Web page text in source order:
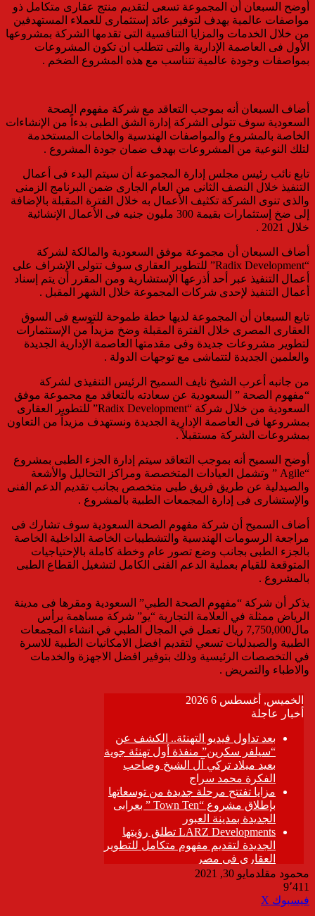
أوضح السبعان أن المجموعة تسعى لتقديم منتج عقارى متكامل ذو
مواصفات عالمية يهدف لتوفير عائد إستثمارى للعملاء المستهدفين
من خلال الخدمات والمزايا التنافسية التى تقدمها الشركة بمشروعها
الأول فى العاصمة الإدارية والتى تتطلب ان تكون المشروعات
بمواصفات وجودة عالمية تتناسب مع هذه المشروع الضخم .
أضاف السبعان أنه بموجب التعاقد مع شركة مفهوم الصحة
السعودية سوف تتولى الشركة إدارة الشق الطبى بدءاً من الإنشاءات
الخاصة بالمشروع والمواصفات الهندسية والخامات المستخدمة
لتلك النوعية من المشروعات بهدف ضمان جودة المشروع .
تابع نائب رئيس مجلس إدارة المجموعة أن سيتم البدء فى أعمال
التنفيذ خلال النصف الثانى من العام الجارى ضمن البرنامج الزمنى
والذى تنوى الشركة تكثيف الأعمال به خلال الفترة المقبلة بالإضافة
إلى ضخ إستثمارات بقيمة 300 مليون جنيه فى الأعمال الإنشائية
خلال 2021 .
أضاف السبعان أن مجموعة موفق السعودية والمالكة لشركة
“Radix Development” للتطوير العقارى سوف تتولى الإشراف على
أعمال التنفيذ عبر أحد أذرعها الإستشارية ومن المقرر أن يتم إسناد
أعمال التنفيذ لإحدى شركات المجموعة خلال الشهر المقبل .
تابع السبعان أن المجموعة لديها خطة طموحة للتوسع فى السوق
العقارى المصرى خلال الفترة المقبلة وضخ مزيداً من الإستثمارات
لتطوير مشروعات جديدة وفى مقدمتها العاصمة الإدارية الجديدة
والعلمين الجديدة لتتماشى مع توجهات الدولة .
من جانبه أعرب الشيخ نايف السميح الرئيس التنفيذى لشركة
“مفهوم الصحة ” السعودية عن سعادته بالتعاقد مع مجموعة موفق
السعودية من خلال شركة “Radix Development” للتطوير العقارى
بمشروعها فى العاصمة الإدارية الجديدة ونستهدف مزيداً من التعاون
بمشروعات الشركة مستقبلاً .
أوضح السميح أنه بموجب التعاقد سيتم إدارة الجزء الطبى بمشروع
“Agile ” وتشمل العيادات المتخصصة ومراكز التحاليل والأشعة
والصيدلية عن طريق فريق طبى متخصص بجانب تقديم الدعم الفنى
والإستشارى فى إدارة المجمعات الطبية بالمشروع .
أضاف السميح أن شركة مفهوم الصحة السعودية سوف تشارك فى
مراجعة الرسومات الهندسية والتشطيبات الخاصة الداخلية الخاصة
بالجزء الطبى بجانب وضع تصور عام وخطة كاملة بالإحتياجيات
المتوقعة للقيام بعملية الدعم الفنى الكامل لتشغيل القطاع الطبى
بالمشروع .
يذكر أن شركة “مفهوم الصحة الطبي” السعودية ومقرها فى مدينة
الرياض ممثلة في العلامة التجارية “يو” شركة مساهمة برأس
مال7,750,000 ريال تعمل في المجال الطبي في انشاء المجمعات
الطبية والصبدليات تسعي لتقديم افضل الامكانيات الطبية للاسرة
في التخصصات الرئيسية وذلك بتوفير افضل الاجهزة والخدمات
والاطباء والتمريض .
محمود مقلدمايو 30, 2021
9٬411
فيسبوك ‫X